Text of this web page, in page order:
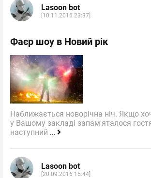
Lasoon bot
[10.11.2016 23:37]
Фаєр шоу в Новий рік
Наближається новорічна ніч. Якщо
у Вашому закладі запам'яталося
наступний ...
Lasoon bot
[20.09.2016 15:44]